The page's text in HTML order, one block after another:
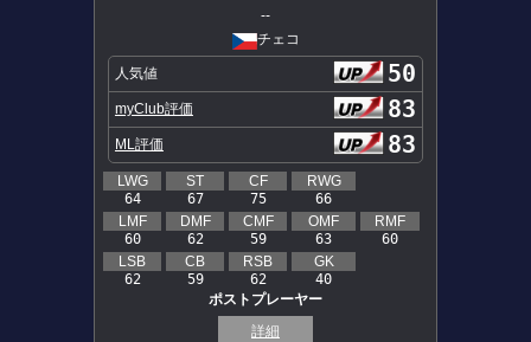
--
チェコ
人気値 50
myClub評価 83
ML評価 83
LWG
64
ST
67
CF
75
RWG
66
LMF
60
DMF
62
CMF
59
OMF
63
RMF
60
LSB
62
CB
59
RSB
62
GK
40
ポストプレーヤー
詳細